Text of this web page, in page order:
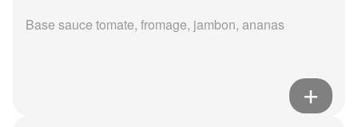
Base sauce tomate, fromage, jambon, ananas